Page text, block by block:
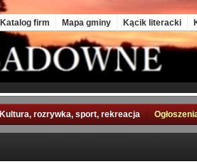
Katalog firm Mapa gminy Kącik literacki
Kultura, rozrywka, sport, rekreacja